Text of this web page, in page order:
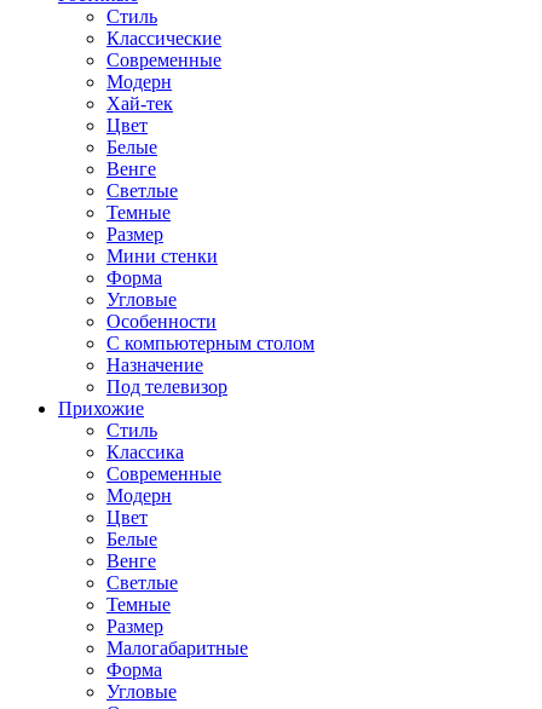
Стиль
Классические
Современные
Модерн
Хай-тек
Цвет
Белые
Венге
Светлые
Темные
Размер
Мини стенки
Форма
Угловые
Особенности
С компьютерным столом
Назначение
Под телевизор
Прихожие
Стиль
Классика
Современные
Модерн
Цвет
Белые
Венге
Светлые
Темные
Размер
Малогабаритные
Форма
Угловые